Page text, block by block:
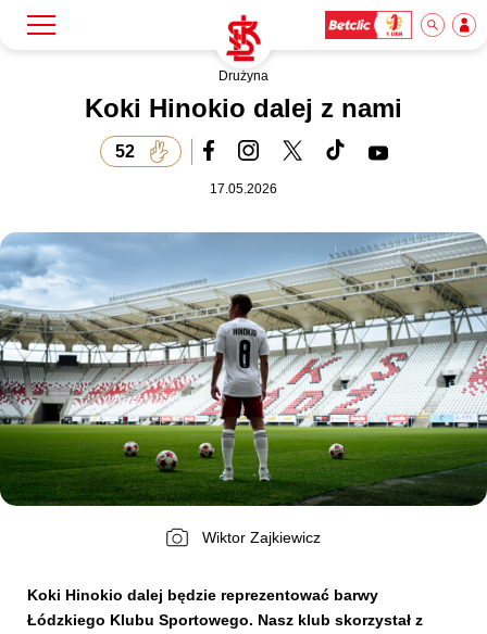
Bilety
Akademia
Biznes
Dla mediów
Drużyna
Koki Hinokio dalej z nami
52
17.05.2026
Wiktor Zajkiewicz
Koki Hinokio dalej będzie reprezentować barwy
Łódzkiego Klubu Sportowego. Nasz klub skorzystał z